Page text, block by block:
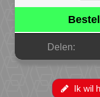
Delen:
Ik wil